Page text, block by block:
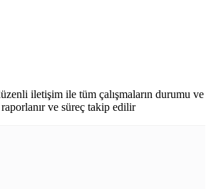
iletişim ile tüm çalışmaların durumu ve
ve süreç takip edilir